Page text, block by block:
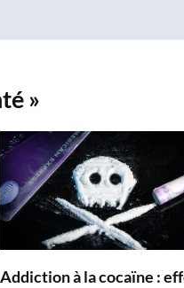
»
Addiction à la cocaïne :